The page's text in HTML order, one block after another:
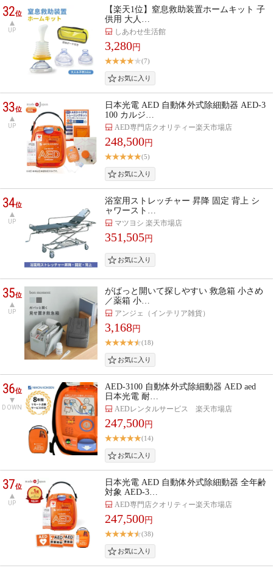
32位
UP
【楽天1位】窒息救助装置ホームキット 子
供用 大人…
しあわせ生活館
3,280円
(7)
33位
UP
日本光電 AED 自動体外式除細動器 AED-3
100 カルジ…
AED専門店クオリティー楽天市場店
248,500円
(5)
34位
UP
浴室用ストレッチャー 昇降 固定 背上 シ
ャワースト…
マツヨシ 楽天市場店
351,505円
35位
UP
がばっと開いて探しやすい 救急箱 小さめ
／薬箱 小…
アンジェ（インテリア雑貨）
3,168円
(18)
36位
DOWN
AED-3100 自動体外式除細動器 AED aed
日本光電 耐…
AEDレンタルサービス 楽天市場店
247,500円
(14)
37位
UP
日本光電 AED 自動体外式除細動器 全年齢
対象 AED-3…
AED専門店クオリティー楽天市場店
247,500円
(38)